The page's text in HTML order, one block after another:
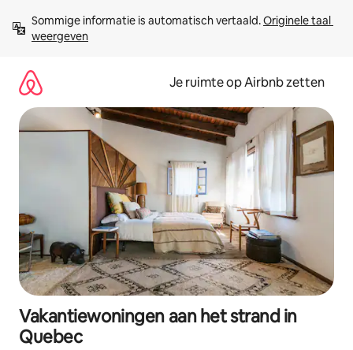
direct
naar
Sommige informatie is automatisch vertaald. Originele taal
weergeven
Je ruimte op Airbnb zetten
Vakantiewoningen aan het strand in
Quebec